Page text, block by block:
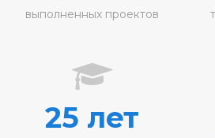
выполненных проектов
25 лет